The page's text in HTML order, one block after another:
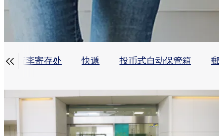
行李寄存处 快遞 投币式自动保管箱 郵
